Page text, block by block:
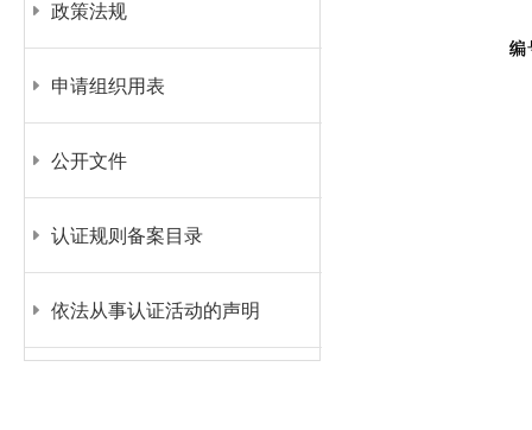
政策法规
申请组织用表
公开文件
认证规则备案目录
依法从事认证活动的声明